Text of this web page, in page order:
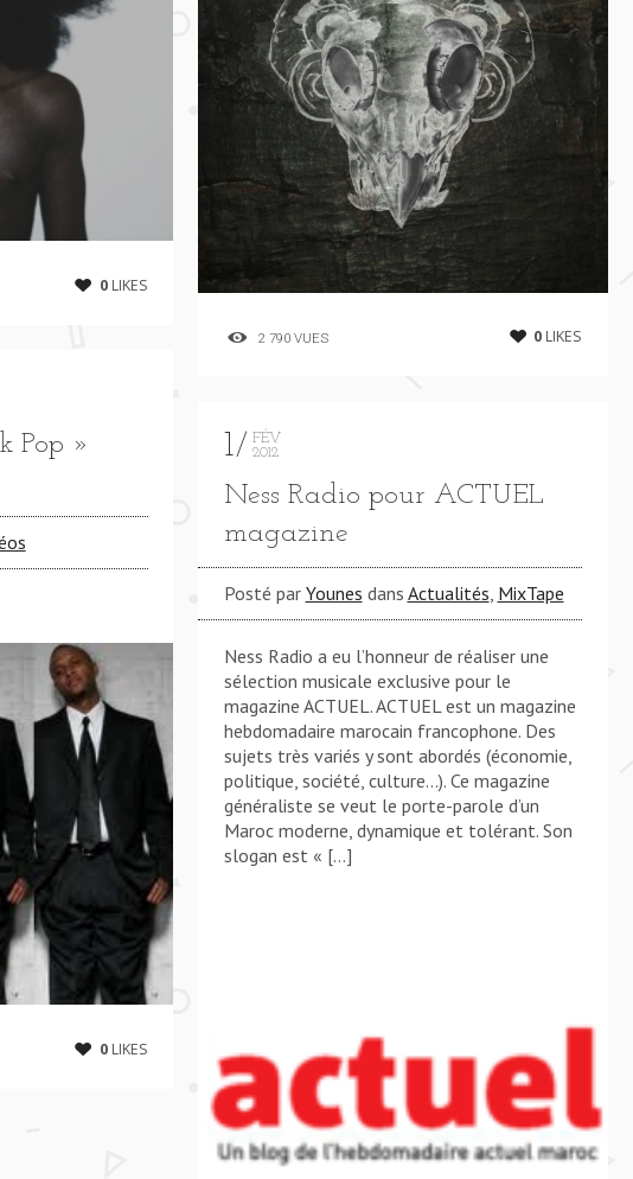
0LIKES
Pop »
0LIKES
2 790 VUES 0 LIKES
1
FÉV
2012
Ness Radio pour ACTUEL
magazine
Posté par Younes dans Actualités MixTape
Ness Radio a eu l’honneur de réaliser une
sélection musicale exclusive pour le
magazine ACTUEL. ACTUEL est un magazine
hebdomadaire marocain francophone. Des
sujets très variés y sont abordés (économie,
politique, société, culture…). Ce magazine
généraliste se veut le porte-parole d’un
Maroc moderne, dynamique et tolérant. Son
slogan est « […]